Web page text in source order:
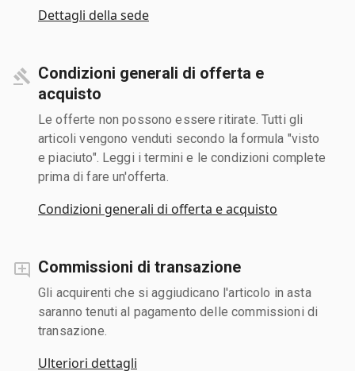
Dettagli della sede
Condizioni generali di offerta e
acquisto
Le offerte non possono essere ritirate. Tutti gli
articoli vengono venduti secondo la formula "visto
e piaciuto". Leggi i termini e le condizioni complete
prima di fare un'offerta.
Condizioni generali di offerta e acquisto
Commissioni di transazione
Gli acquirenti che si aggiudicano l'articolo in asta
saranno tenuti al pagamento delle commissioni di
transazione.
Ulteriori dettagli